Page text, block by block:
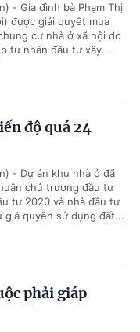
- Gia đình bà Phạm Thị
được giải quyết mua
cư nhà ở xã hội do
tư nhân đầu tư xây...
độ quá 24
- Dự án khu nhà ở đã
chủ trương đầu tư
tư 2020 và nhà đầu tư
giá quyền sử dụng đất...
phải giáp